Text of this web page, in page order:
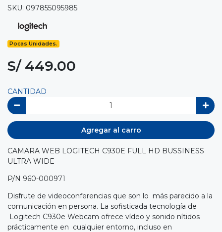
SKU: 097855095985
Pocas Unidades.
S/ 449.00
CANTIDAD
Agregar al carro
CAMARA WEB LOGITECH C930E FULL HD BUSSINESS
ULTRA WIDE
P/N 960-000971
Disfrute de videoconferencias que son lo más parecido a la
comunicación en persona. La sofisticada tecnología de
Logitech C930e Webcam ofrece vídeo y sonido nítidos
prácticamente en cualquier entorno, incluso en